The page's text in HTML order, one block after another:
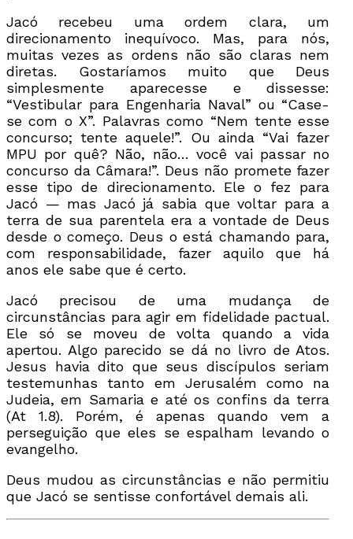
Jacó recebeu uma ordem clara, um
direcionamento inequívoco. Mas, para nós,
muitas vezes as ordens não são claras nem
diretas. Gostaríamos muito que Deus
simplesmente aparecesse e dissesse:
“Vestibular para Engenharia Naval” ou “Case-
se com o X”. Palavras como “Nem tente esse
concurso; tente aquele!”. Ou ainda “Vai fazer
MPU por quê? Não, não… você vai passar no
concurso da Câmara!”. Deus não promete fazer
esse tipo de direcionamento. Ele o fez para
Jacó — mas Jacó já sabia que voltar para a
terra de sua parentela era a vontade de Deus
desde o começo. Deus o está chamando para,
com responsabilidade, fazer aquilo que há
anos ele sabe que é certo.
Jacó precisou de uma mudança de
circunstâncias para agir em fidelidade pactual.
Ele só se moveu de volta quando a vida
apertou. Algo parecido se dá no livro de Atos.
Jesus havia dito que seus discípulos seriam
testemunhas tanto em Jerusalém como na
Judeia, em Samaria e até os confins da terra
(At 1.8). Porém, é apenas quando vem a
perseguição que eles se espalham levando o
evangelho.
Deus mudou as circunstâncias e não permitiu
que Jacó se sentisse confortável demais ali.